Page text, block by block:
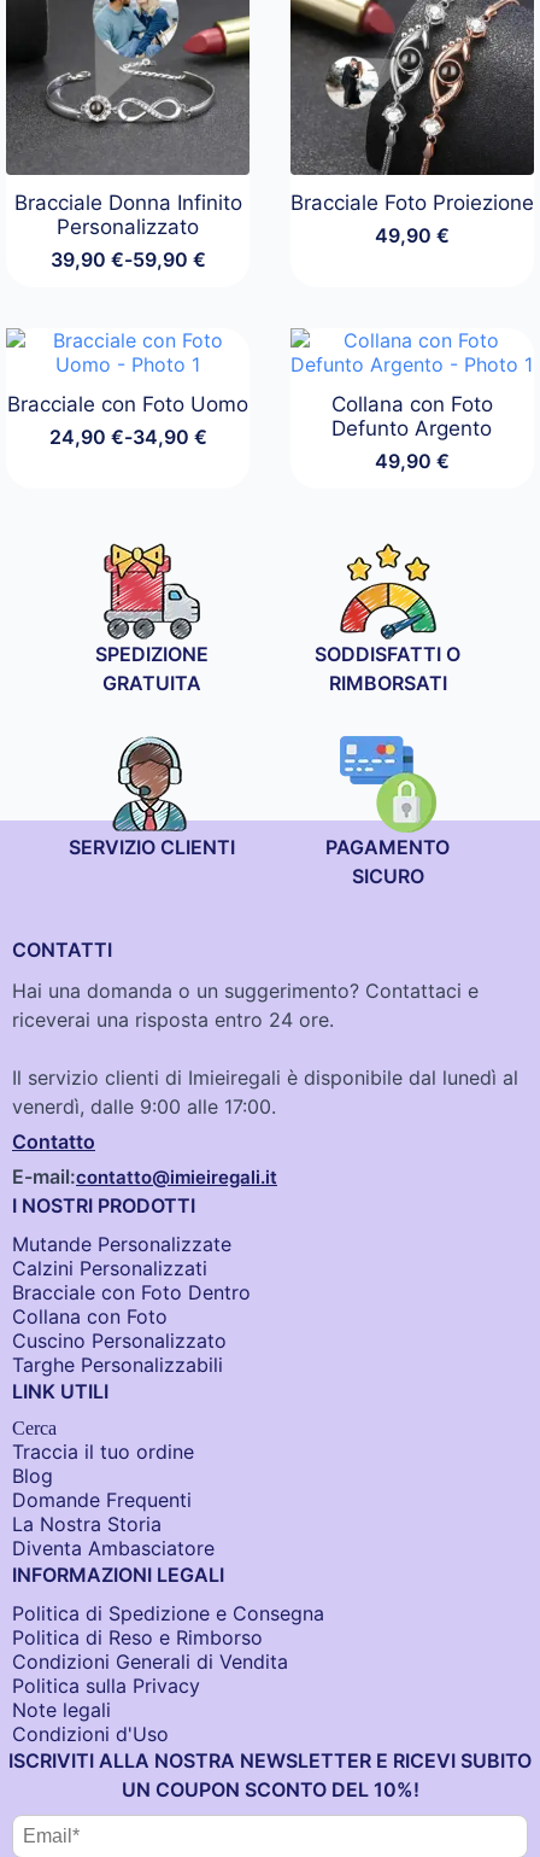
Bracciale Donna Infinito
Personalizzato
39,90 €-59,90 €
Fascia
da
39,90 €
59,90 €
Bracciale Foto Proiezione
49,90 €
Bracciale con Foto Uomo
24,90 €-34,90 €
Fascia
24,90 €
a
34,90 €
Collana con Foto
Defunto Argento
49,90 €
SPEDIZIONE
GRATUITA
SODDISFATTI O
RIMBORSATI
SERVIZIO CLIENTI
PAGAMENTO
SICURO
CONTATTI
Hai una domanda o un suggerimento? Contattaci e
riceverai una risposta entro 24 ore.
Il servizio clienti di Imieiregali è disponibile dal lunedì al
venerdì, dalle 9:00 alle 17:00.
Contatto
E-mail:contatto@imieiregali.it
I NOSTRI PRODOTTI
Mutande Personalizzate
Calzini Personalizzati
Bracciale con Foto Dentro​
Collana con Foto
Cuscino Personalizzato
Targhe Personalizzabili
LINK UTILI
Cerca
Traccia il tuo ordine
Blog
Domande Frequenti
La Nostra Storia
Diventa Ambasciatore
INFORMAZIONI LEGALI
Politica di Spedizione e Consegna
Politica di Reso e Rimborso
Condizioni Generali di Vendita
Politica sulla Privacy
Note legali
Condizioni d'Uso
ISCRIVITI ALLA NOSTRA NEWSLETTER E RICEVI SUBITO
UN COUPON SCONTO DEL 10%!